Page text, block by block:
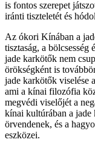
is fontos szerepet
iránti tiszteletét és
Az ókori Kínában a
tisztaság, a bölcsesség
jade karkötők nem
örökségként is
jade karkötők viselése
ami a kínai filozófia
megvédi viselőjét a
kínai kultúrában a jade
örvendenek, és a
eszközei.